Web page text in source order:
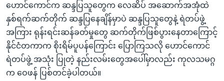
ဟောင်ကောင်က ဆန္ဒပြသူတွေက လေဆိပ် အဆောက်အအုံထဲ
နှစ်ရက်ဆက်တိုက် ဆန္ဒပြနေချိန်မှာပဲ ဆန္ဒပြသူတွေနဲ့ ရဲတပ်ဖွဲ့
အကြား ရုန်းရင်းဆန်ခတ်မှုတွေ ဆက်တိုက်ဖြစ်ပွားနေတာကြောင့်
နိုင်ငံတကာက စိုးရိမ်ပူပန်ကြောင်း ပြောကြသလို ဟောင်ကောင်
ရဲတပ်ဖွဲ့ အသုံး ပြုတဲ့ နည်းလမ်းတွေအပေါ်မှာလည်း ကုလသမဂ္ဂ
က ဝေဖန် ပြစ်တင်ခဲ့ပါတယ်။